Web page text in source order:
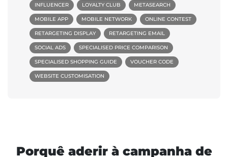
INFLUENCER LOYALTY CLUB METASEARCH
MOBILE APP MOBILE NETWORK ONLINE CONTEST
RETARGETING DISPLAY RETARGETING EMAIL
SOCIAL ADS SPECIALISED PRICE COMPARISON
SPECIALISED SHOPPING GUIDE VOUCHER CODE
WEBSITE CUSTOMISATION
Porquê aderir à campanha de